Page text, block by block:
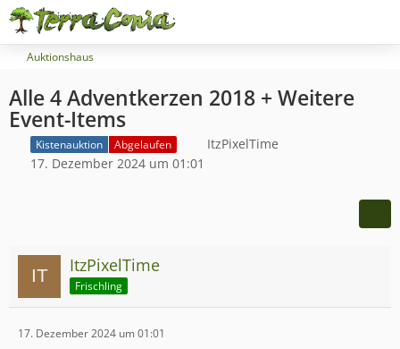
Auktionshaus
Alle 4 Adventkerzen 2018 + Weitere
Event-Items
Kistenauktion Abgelaufen
ItzPixelTime
17. Dezember 2024 um 01:01
ItzPixelTime
Frischling
17. Dezember 2024 um 01:01